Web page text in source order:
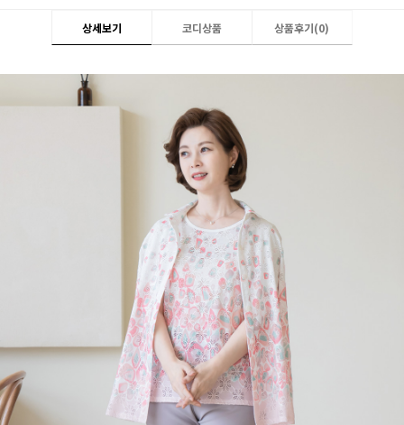
상세보기 코디상품 상품후기(0)